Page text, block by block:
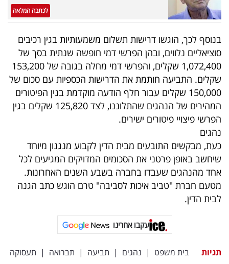
לכתבה המלאה
בנוסף לכך, הוגשו דרישות תשלום משמעותיות בגין רכיבים
סוציאליים נלווים, ובהן הפרשי דמי חופשה שנתית בסך של
1,072,400 שקלים, והפרשי דמי מחלה בגובה של 153,200
שקלים. התביעה חותמת את הדרישות הכספיות עם סכום של
150,000 שקלים עבור חלף הודעה מוקדמת בגין הפיטורים
המהירים של הנהגים שהתלוננו, לצד 125,820 שקלים בגין
הפרשי פיצויי פיטורים ישירים.
נהגים
כעת, מבקשים התובעים מבית הדין לקבוע מנגנון מיוחד
שיחשב באופן פרטני את הסכומים המדויקים המגיעים לכל
אחד מהנהגים שעבדו בחברה בשבע השנים האחרונות.
מטעם חברת "טביב איכות לסביבה" טרם הוגש כתב הגנה
לבית הדין.
עקבו אחרינו
תגיות בית משפט | נהגים | תביעה | תברואה | תעסוקה